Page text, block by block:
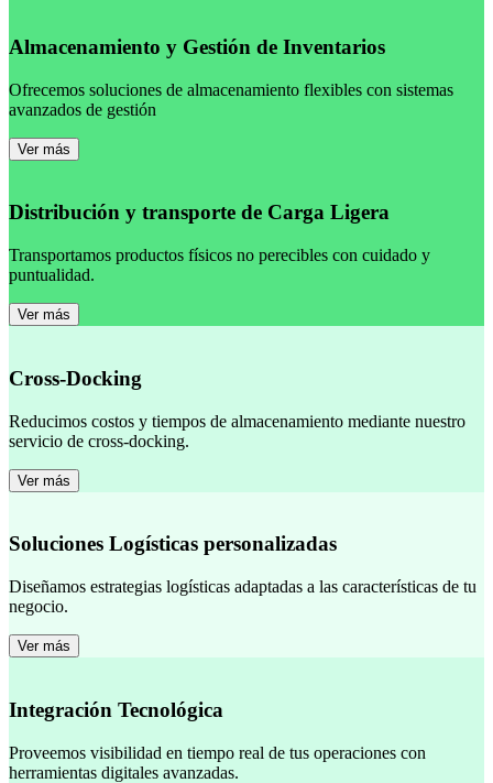
Almacenamiento y Gestión de Inventarios
Ofrecemos soluciones de almacenamiento flexibles con sistemas
avanzados de gestión
Ver más
Distribución y transporte de Carga Ligera
Transportamos productos físicos no perecibles con cuidado y
puntualidad.
Ver más
Cross-Docking
Reducimos costos y tiempos de almacenamiento mediante nuestro
servicio de cross-docking.
Ver más
Soluciones Logísticas personalizadas
Diseñamos estrategias logísticas adaptadas a las características de tu
negocio.
Ver más
Integración Tecnológica
Proveemos visibilidad en tiempo real de tus operaciones con
herramientas digitales avanzadas.